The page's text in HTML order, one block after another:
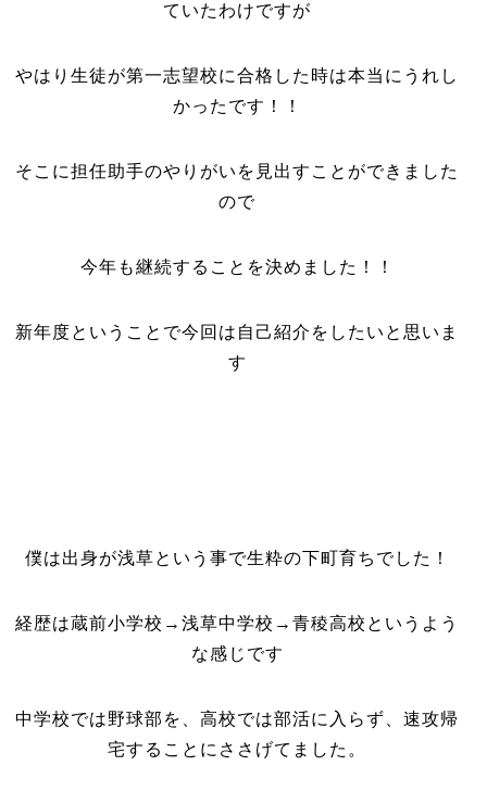
ていたわけですが
やはり生徒が第一志望校に合格した時は本当にうれし
かったです！！
そこに担任助手のやりがいを見出すことができました
ので
今年も継続することを決めました！！
新年度ということで今回は自己紹介をしたいと思いま
す
僕は出身が浅草という事で生粋の下町育ちでした！
経歴は蔵前小学校→浅草中学校→青稜高校というよう
な感じです
中学校では野球部を、高校では部活に入らず、速攻帰
宅することにささげてました。